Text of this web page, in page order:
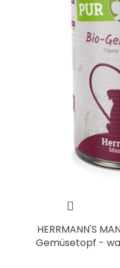
HERRMANN'S
Gemüsetopf -